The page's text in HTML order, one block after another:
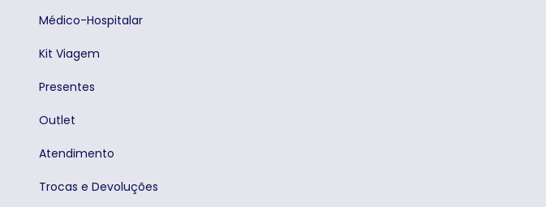
Médico-Hospitalar
Kit Viagem
Presentes
Outlet
Atendimento
Trocas e Devoluções